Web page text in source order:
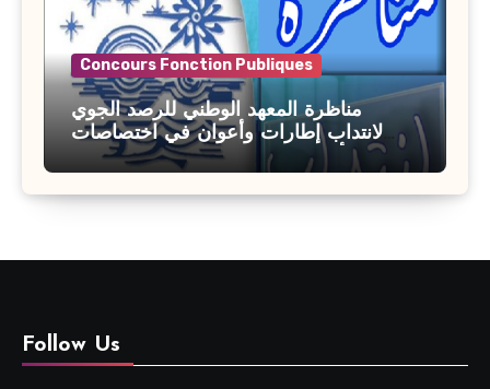
Concours Fonction Publiques
مناظرة المعهد الوطني للرصد الجوي
لانتداب إطارات وأعوان في اختصاصات
مختلفة : أخر اجل للترشح 27 جويلية 2026
Follow Us